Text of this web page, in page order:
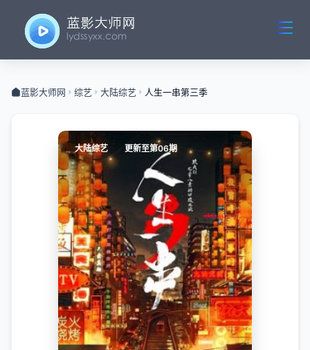
蓝影大师网 综艺 大陆综艺 人生一串第三季
大陆综艺 更新至第06期